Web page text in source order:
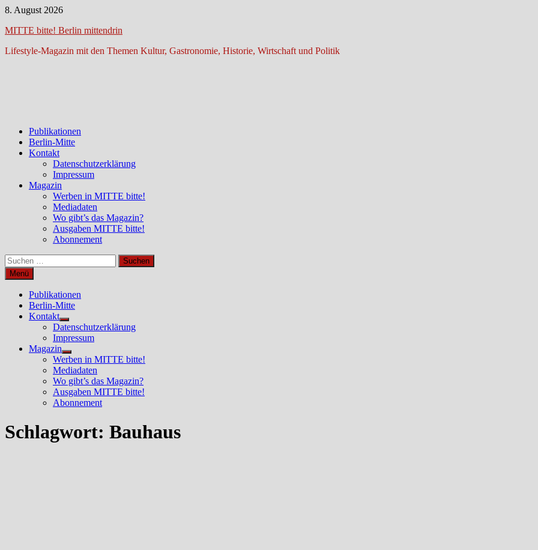
Zum
springen
8. August 2026
MITTE bitte! Berlin mittendrin
Lifestyle-Magazin mit den Themen Kultur, Gastronomie, Historie, Wirtschaft und Politik
Publikationen
Berlin-Mitte
Kontakt
Datenschutzerklärung
Impressum
Magazin
Werben in MITTE bitte!
Mediadaten
Wo gibt’s das Magazin?
Ausgaben MITTE bitte!
Abonnement
Suchen
nach:
Menü
Publikationen
Berlin-Mitte
Kontakt
Untermenü
anzeigen
Datenschutzerklärung
Impressum
Magazin
Untermenü
anzeigen
Werben in MITTE bitte!
Mediadaten
Wo gibt’s das Magazin?
Ausgaben MITTE bitte!
Abonnement
Schlagwort: Bauhaus